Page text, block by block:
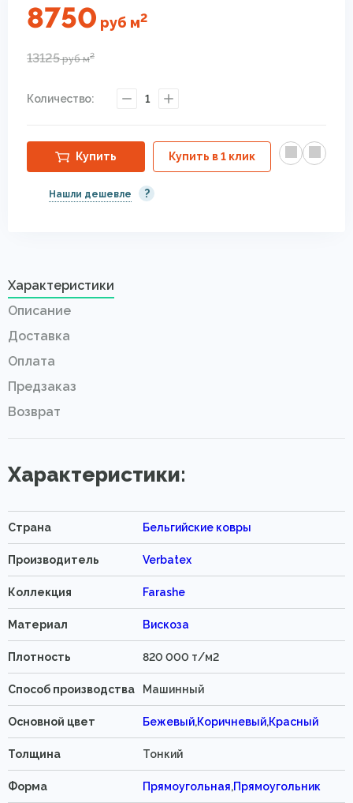
8750 руб м2
13125рубм2
Количество: 1
Купить Купить в 1 клик
Нашли дешевле ?
Характеристики
Описание
Доставка
Оплата
Предзаказ
Возврат
Характеристики:
Страна Бельгийские ковры
Производитель Verbatex
Коллекция Farashe
Материал Вискоза
Плотность 820 000 т/м2
Способ производства Машинный
Основной цвет Бежевый,Коричневый,Красный
Толщина Тонкий
Форма Прямоугольная,Прямоугольник